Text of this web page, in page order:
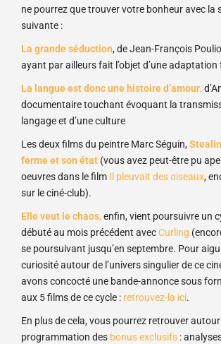
ne pourrez que trouver votre bonheur avec la
suivante :
La grande séduction, de Jean-François
ayant par ailleurs fait l’objet d’une adaptation
La langue est donc une histoire d’amour,
documentaire touchant évoquant la
langage et d’une culture
Les deux films du peintre Marc Séguin,
ferme et son état (vous avez peut-être pu
oeuvres dans le film Il pleuvait des oiseaux,
sur le ciné-club).
Elle veut le chaos, enfin, vient poursuivre un
débuté au mois précédent avecCurling
se poursuivant jusqu’en septembre. Pour
curiosité autour de l’univers singulier de ce
avons concocté une bande-annonce sous
aux 5 films de ce cycle : retrouvez-la ici.
En plus de cela, vous pourrez retrouver
programmation des bonus exclusifs :